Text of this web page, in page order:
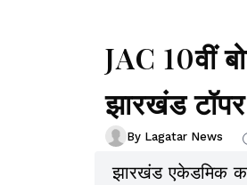
JAC 10वीं
झारखंड टॉपर
By Lagatar News
झारखंड एकेडमिक